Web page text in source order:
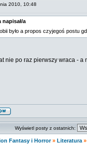
2010, 10:48
napisał/a
było a propos czyjegoś postu
nie po raz pierwszy wraca -
Wyświetl posty z ostatnich:
Fantasy i Horror» Literatura